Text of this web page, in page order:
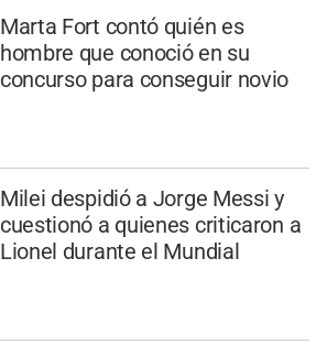
Marta Fort contó quién es
hombre que conoció en su
concurso para conseguir novio
Milei despidió a Jorge Messi y
cuestionó a quienes criticaron a
Lionel durante el Mundial